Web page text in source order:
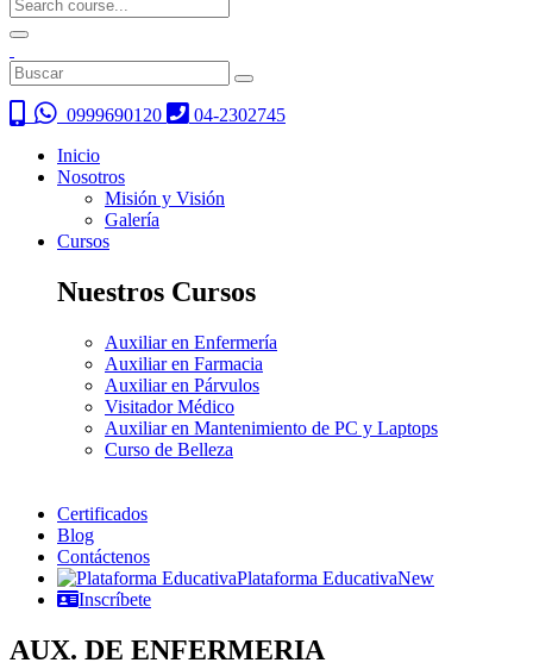
0999690120
04-2302745
Inicio
Nosotros
Misión y Visión
Galería
Cursos
Nuestros Cursos
Auxiliar en Enfermería
Auxiliar en Farmacia
Auxiliar en Párvulos
Visitador Médico
Auxiliar en Mantenimiento de PC y Laptops
Curso de Belleza
Certificados
Blog
Contáctenos
Plataforma EducativaNew
Inscríbete
AUX. DE ENFERMERIA